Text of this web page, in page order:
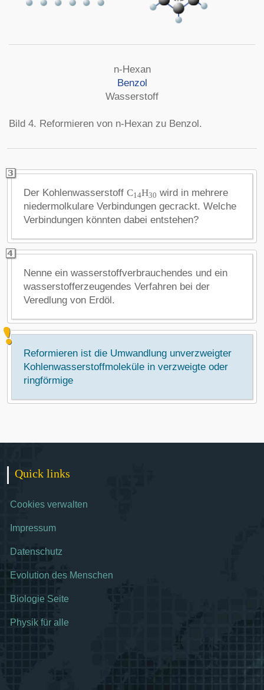
n-Hexan
Benzol
Wasserstoff
Bild 4. Reformieren von n-Hexan zu Benzol.
Der Kohlenwasserstoff C14H30 wird in mehrere
niedermolkulare Verbindungen gecrackt. Welche
Verbindungen könnten dabei entstehen?
Nenne ein wasserstoffverbrauchendes und ein
wasserstofferzeugendes Verfahren bei der
Veredlung von Erdöl.
Reformieren ist die Umwandlung unverzweigter
Kohlenwasserstoffmoleküle in verzweigte oder
ringförmige
Quick links
Cookies verwalten
Impressum
Datenschutz
Evolution des Menschen
Biologie Seite
Physik für alle